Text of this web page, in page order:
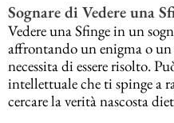
Sognare di Vedere una
Vedere una Sfinge in un
affrontando un enigma o
necessita di essere risolto.
intellettuale che ti spinge a
cercare la verità nascosta